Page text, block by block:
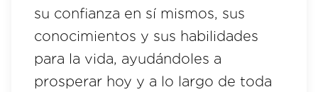
su confianza en sí mismos, sus
conocimientos y sus habilidades
para la vida, ayudándoles a
prosperar hoy y a lo largo de toda